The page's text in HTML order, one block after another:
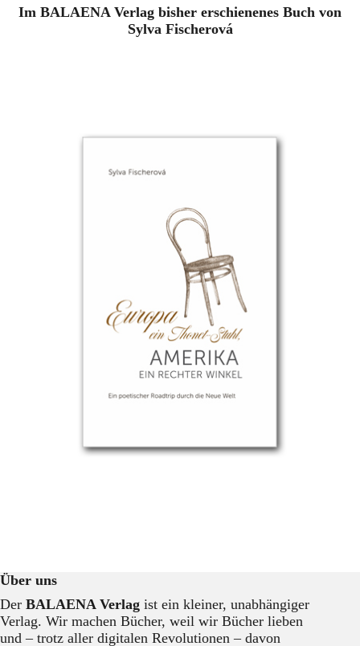
Im BALAENA Verlag bisher erschienenes Buch von
Sylva Fischerová
Über uns
Der BALAENA Verlag ist ein kleiner, unabhängiger
Verlag. Wir machen Bücher, weil wir Bücher lieben
und – trotz aller digitalen Revolutionen – davon